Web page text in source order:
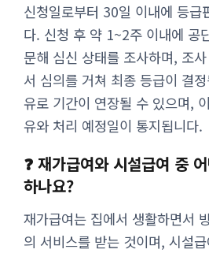
신청일로부터 30일 이내에 등급
다. 신청 후 약 1~2주 이내에 공
문해 심신 상태를 조사하며, 조
서 심의를 거쳐 최종 등급이 결
유로 기간이 연장될 수 있으며,
유와 처리 예정일이 통지됩니다.
❓ 재가급여와 시설급여 중
하나요?
재가급여는 집에서 생활하면서
의 서비스를 받는 것이며, 시설